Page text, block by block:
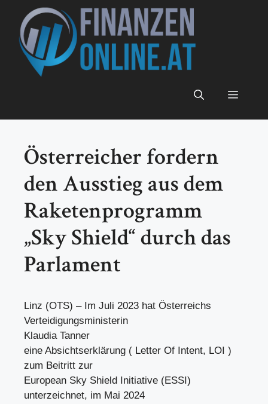
Inhalt
springen
Menü
Österreicher fordern
den Ausstieg aus dem
Raketenprogramm
„Sky Shield“ durch das
Parlament
Linz (OTS) – Im Juli 2023 hat Österreichs
Verteidigungsministerin
Klaudia Tanner
eine Absichtserklärung ( Letter Of Intent, LOI )
zum Beitritt zur
European Sky Shield Initiative (ESSI)
unterzeichnet, im Mai 2024